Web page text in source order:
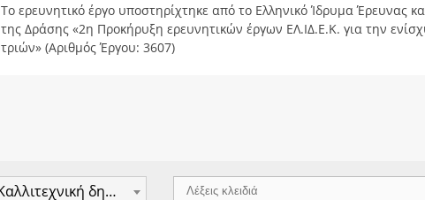
Το ερευνητικό έργο υποστηρίχτηκε από το Ελληνικό Ίδρυμα Έρευνας
της Δράσης «2η Προκήρυξη ερευνητικών έργων ΕΛ.ΙΔ.Ε.Κ. για την
τριών» (Αριθμός Έργου: 3607)
Καλλιτεχνική δημιουργία